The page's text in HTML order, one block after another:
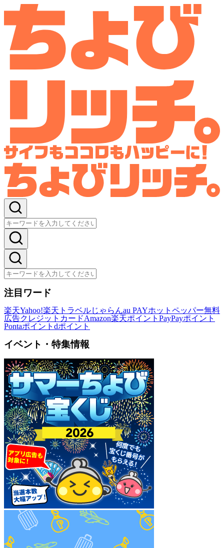
注目ワード
楽天Yahoo!楽天トラベルじゃらんau PAYホットペッパー無料
広告クレジットカードAmazon楽天ポイント PayPayポイント
Pontaポイント dポイント
イベント・特集情報